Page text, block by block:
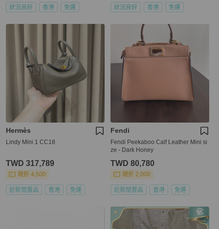
狀況良好 香港 免運 狀況良好 香港 免運
Hermès
Lindy Mini 1 CC18
TWD 317,789
現折 4,500
近新閒置品 香港 免運
Fendi
Fendi Peekaboo Calf Leather Mini si
ze - Dark Honey
TWD 80,780
現折 2,000
近新閒置品 香港 免運